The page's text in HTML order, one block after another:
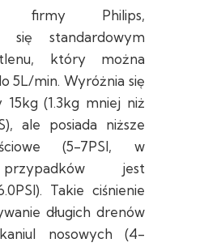
firmy Philips,
się standardowym
który można
5L/min. Wyróżnia się
15kg (1.3kg mniej niż
ale posiada niższe
(5-7PSI, w
jest
Takie ciśnienie
długich drenów
nosowych (4-